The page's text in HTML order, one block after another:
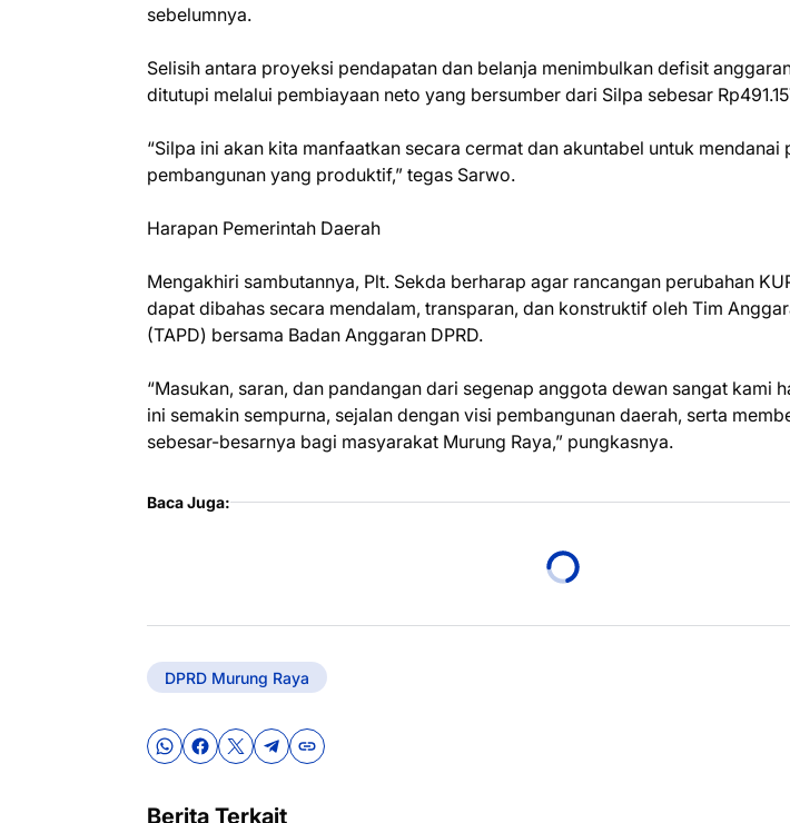
sebelumnya.
Selisih antara proyeksi pendapatan dan belanja menimbulkan defisit
ditutupi melalui pembiayaan neto yang bersumber dari Silpa sebesar
“Silpa ini akan kita manfaatkan secara cermat dan akuntabel untuk
pembangunan yang produktif,” tegas Sarwo.
Harapan Pemerintah Daerah
Mengakhiri sambutannya, Plt. Sekda berharap agar rancangan perubahan
dapat dibahas secara mendalam, transparan, dan konstruktif oleh Tim
(TAPD) bersama Badan Anggaran DPRD.
“Masukan, saran, dan pandangan dari segenap anggota dewan sangat kami
ini semakin sempurna, sejalan dengan visi pembangunan daerah, serta
sebesar-besarnya bagi masyarakat Murung Raya,” pungkasnya.
Baca Juga:
DPRD Murung Raya
Berita Terkait